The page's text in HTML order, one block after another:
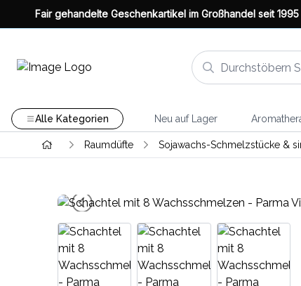
Fair gehandelte Geschenkartikel im Großhandel seit 1995
Alle Kategorien Neu auf Lager
Raumdüfte Sojawachs-Schmelzstücke &